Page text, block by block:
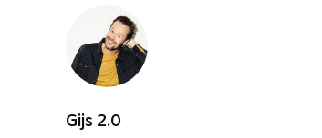
Gijs 2.0